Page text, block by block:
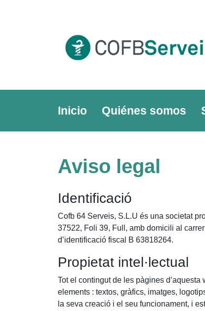
Inicio Quiénes somos
Aviso legal
Identificació
Cofb 64 Serveis, S.L.U és una societat
37522, Foli 39, Full, amb domicili al
d’identificació fiscal B 63818264.
Propietat intel·lectual
Tot el contingut de les pàgines
elements : textos, gràfics, imatges,
la seva creació i el seu funcionament, i